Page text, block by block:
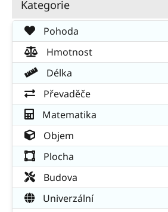
Kategorie
Pohoda
Hmotnost
Délka
Převaděče
Matematika
Objem
Plocha
Budova
Univerzální